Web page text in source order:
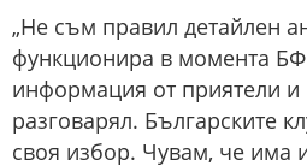
„Не съм правил детайлен
функционира в момента
информация от приятели и
разговарял. Българските
своя избор. Чувам, че има